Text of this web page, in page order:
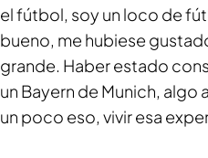
el fútbol, soy un loco de
bueno, me hubiese
grande. Haber estado
un Bayern de Munich, algo
un poco eso, vivir esa